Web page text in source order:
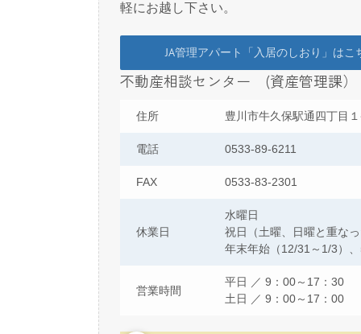
軽にお越し下さい。
JA管理アパート「入居のしおり」は
不動産相談センター (資産管理課）
住所 豊川市牛久保駅通四丁目
電話 0533-89-6211
FAX 0533-83-2301
休業日
水曜日
祝日（土曜、日曜と重な
年末年始（12/31～1/3）
営業時間
平日 ／ 9：00～17：30
土日 ／ 9：00～17：00